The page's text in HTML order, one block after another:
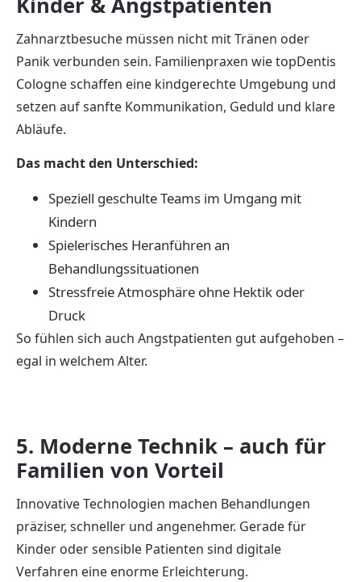
Zahnarztbesuche müssen nicht mit Tränen oder
Panik verbunden sein. Familienpraxen wie topDentis
Cologne schaffen eine kindgerechte Umgebung und
setzen auf sanfte Kommunikation, Geduld und klare
Abläufe.
Das macht den Unterschied:
Speziell geschulte Teams im Umgang mit
Kindern
Spielerisches Heranführen an
Behandlungssituationen
Stressfreie Atmosphäre ohne Hektik oder
Druck
So fühlen sich auch Angstpatienten gut aufgehoben –
egal in welchem Alter.
5. Moderne Technik – auch für
Familien von Vorteil
Innovative Technologien machen Behandlungen
präziser, schneller und angenehmer. Gerade für
Kinder oder sensible Patienten sind digitale
Verfahren eine enorme Erleichterung.